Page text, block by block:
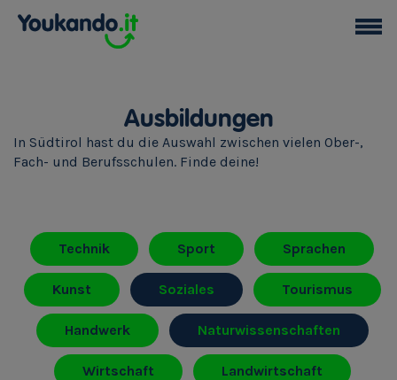
Ausbildungen
In Südtirol hast du die Auswahl zwischen vielen Ober-,
Fach- und Berufsschulen. Finde deine!
Technik Sport Sprachen
Kunst Soziales Tourismus
Handwerk Naturwissenschaften
Wirtschaft Landwirtschaft